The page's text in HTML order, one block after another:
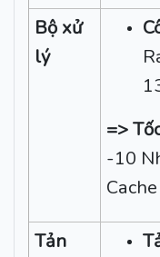
Bộ xử
lý
=>
-10
Cache
Tản